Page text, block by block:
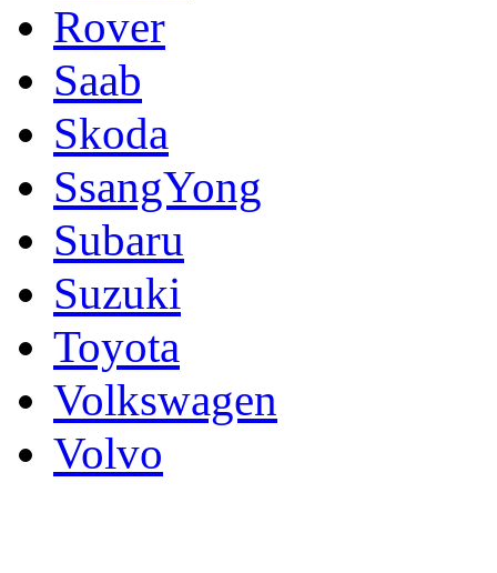
Rover
Saab
Skoda
SsangYong
Subaru
Suzuki
Toyota
Volkswagen
Volvo